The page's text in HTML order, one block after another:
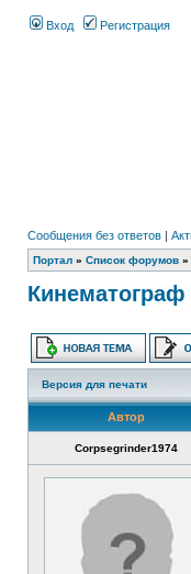
Вход Регистрация
Сообщения без ответов |
Портал » Список форумов »
Версия для печати
Автор
Corpsegrinder1974